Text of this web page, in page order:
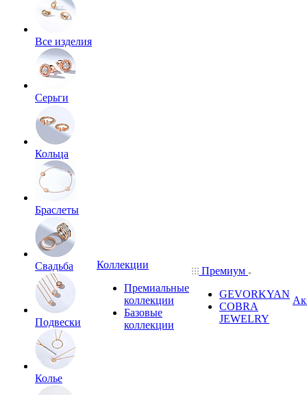
Все изделия
Серьги
Кольца
Браслеты
Свадьба
Подвески
Колье
Коллекции
Премиальные
коллекции
Базовые
коллекции
Премиум
GEVORKYAN
COBRA
JEWELRY